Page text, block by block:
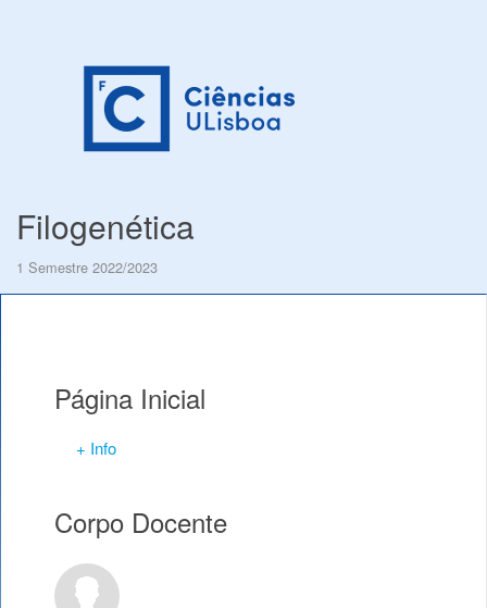
Filogenética
1 Semestre 2022/2023
Página Inicial
+ Info
Corpo Docente